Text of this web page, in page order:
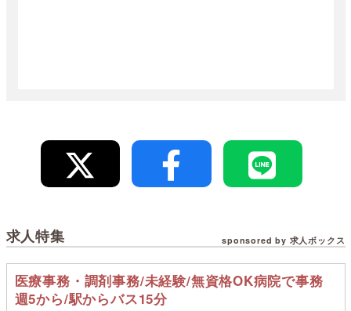
求人特集 sponsored by 求人ボックス
医療事務・調剤事務/未経験/無資格OK病院で事務
週5から/駅からバス15分